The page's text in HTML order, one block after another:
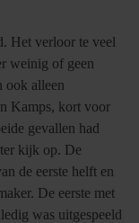
Het verloor te veel
weinig of geen
ook alleen
Kamps, kort voor
gevallen had
kijk op. De
de eerste helft en
De eerste met
was uitgespeeld